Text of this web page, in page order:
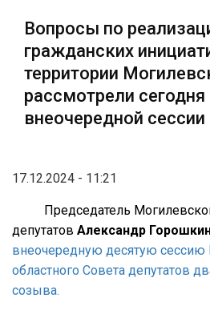
Вопросы по
гражданских
территории
рассмотрели
внеочередной сессии
17.12.2024 - 11:21
Председатель
депутатов Александр
внеочередную десятую сессию
областного Совета депутатов
созыва.